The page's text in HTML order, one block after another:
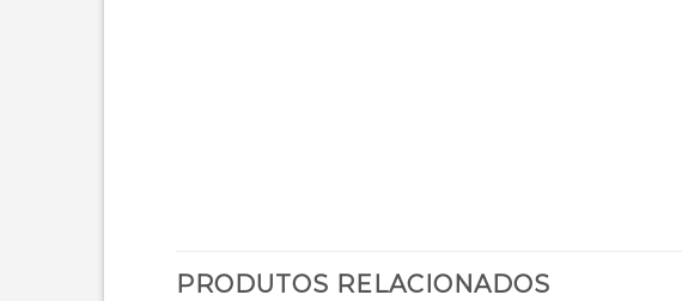
PRODUTOS RELACIONADOS